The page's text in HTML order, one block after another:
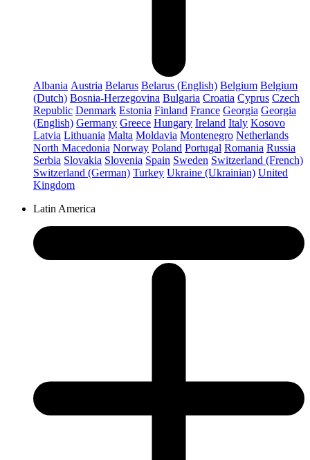
Albania Austria Belarus Belarus (English) Belgium Belgium
(Dutch) Bosnia-Herzegovina Bulgaria Croatia Cyprus Czech
Republic Denmark Estonia Finland France Georgia Georgia
(English) Germany Greece Hungary Ireland Italy Kosovo
Latvia Lithuania Malta Moldavia Montenegro Netherlands
North Macedonia Norway Poland Portugal Romania Russia
Serbia Slovakia Slovenia Spain Sweden Switzerland (French)
Switzerland (German) Turkey Ukraine (Ukrainian) United
Kingdom
Latin America